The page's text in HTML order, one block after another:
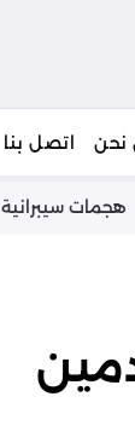
نحن اتصل بنا
هجمات سيبرانية